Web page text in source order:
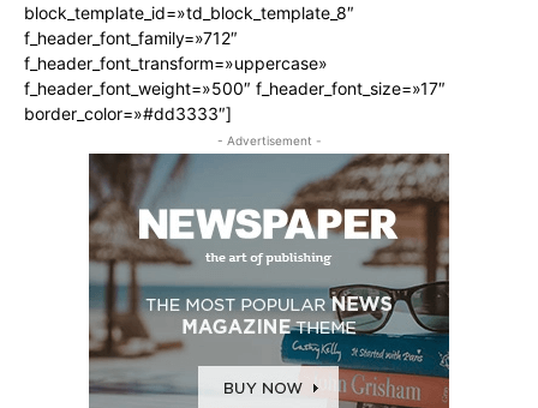
block_template_id=»td_block_template_8″
f_header_font_family=»712″
f_header_font_transform=»uppercase»
f_header_font_weight=»500″ f_header_font_size=»17″
border_color=»#dd3333″]
- Advertisement -